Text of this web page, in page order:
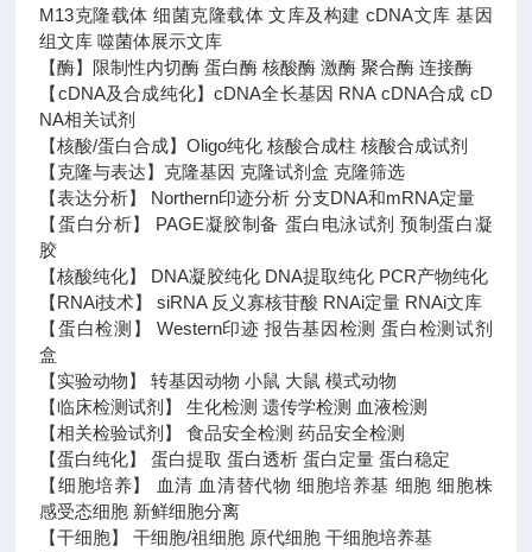
M13克隆载体 细菌克隆载体 文库及构建 cDNA文库 基因
组文库 噬菌体展示文库
【酶】限制性内切酶 蛋白酶 核酸酶 激酶 聚合酶 连接酶
【cDNA及合成纯化】cDNA全长基因 RNA cDNA合成 cD
NA相关试剂
【核酸/蛋白合成】Oligo纯化 核酸合成柱 核酸合成试剂
【克隆与表达】克隆基因 克隆试剂盒 克隆筛选
【表达分析】 Northern印迹分析 分支DNA和mRNA定量
【蛋白分析】 PAGE凝胶制备 蛋白电泳试剂 预制蛋白凝
胶
【核酸纯化】 DNA凝胶纯化 DNA提取纯化 PCR产物纯化
【RNAi技术】 siRNA 反义寡核苷酸 RNAi定量 RNAi文库
【蛋白检测】 Western印迹 报告基因检测 蛋白检测试剂
盒
【实验动物】 转基因动物 小鼠 大鼠 模式动物
【临床检测试剂】 生化检测 遗传学检测 血液检测
【相关检验试剂】 食品安全检测 药品安全检测
【蛋白纯化】 蛋白提取 蛋白透析 蛋白定量 蛋白稳定
【细胞培养】 血清 血清替代物 细胞培养基 细胞 细胞株
感受态细胞 新鲜细胞分离
【干细胞】 干细胞/祖细胞 原代细胞 干细胞培养基